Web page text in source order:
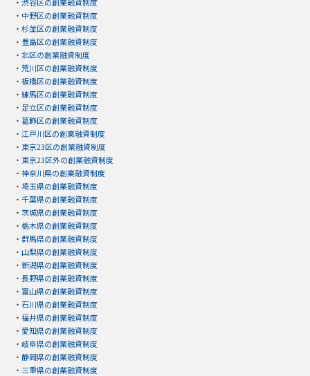
・ 中野区の創業融資制度
・ 杉並区の創業融資制度
・ 豊島区の創業融資制度
・ 北区の創業融資制度
・ 荒川区の創業融資制度
・ 板橋区の創業融資制度
・ 練馬区の創業融資制度
・ 足立区の創業融資制度
・ 葛飾区の創業融資制度
・ 江戸川区の創業融資制度
・ 東京23区の創業融資制度
・ 東京23区外の創業融資制度
・ 神奈川県の創業融資制度
・ 埼玉県の創業融資制度
・ 千葉県の創業融資制度
・ 茨城県の創業融資制度
・ 栃木県の創業融資制度
・ 群馬県の創業融資制度
・ 山梨県の創業融資制度
・ 新潟県の創業融資制度
・ 長野県の創業融資制度
・ 富山県の創業融資制度
・ 石川県の創業融資制度
・ 福井県の創業融資制度
・ 愛知県の創業融資制度
・ 岐阜県の創業融資制度
・ 静岡県の創業融資制度
・ 三重県の創業融資制度